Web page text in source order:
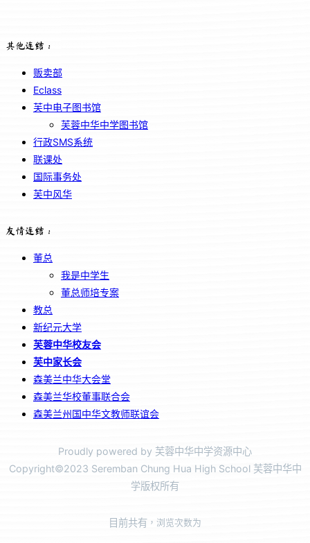
其他连结：
贩卖部
Eclass
芙中电子图书馆
芙蓉中华中学图书馆
行政SMS系统
联课处
国际事务处
芙中风华
友情连结：
董总
我是中学生
董总师培专案
教总
新纪元大学
芙蓉中华校友会
芙中家长会
森美兰中华大会堂
森美兰华校董事联合会
森美兰州国中华文教师联谊会
Proudly powered by 芙蓉中华中学资源中心
Copyright©2023 Seremban Chung Hua High School 芙蓉中华中
学版权所有
目前共有 ，浏览次数为